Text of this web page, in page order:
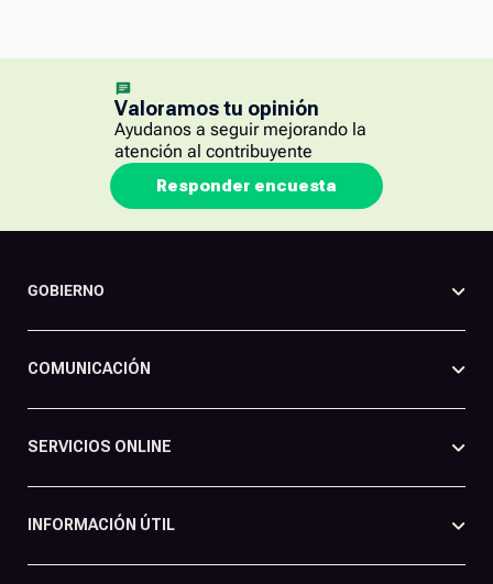
Valoramos tu opinión
Ayudanos a seguir mejorando la
atención al contribuyente
Responder encuesta
GOBIERNO
COMUNICACIÓN
SERVICIOS ONLINE
INFORMACIÓN ÚTIL